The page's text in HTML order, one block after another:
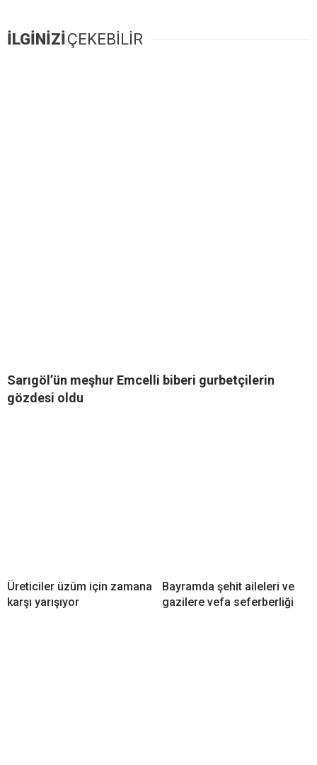
İLGİNİZİ ÇEKEBİLİR
Sarıgöl’ün meşhur Emcelli biberi gurbetçilerin
gözdesi oldu
Üreticiler üzüm için zamana
karşı yarışıyor
Bayramda şehit aileleri ve
gazilere vefa seferberliği